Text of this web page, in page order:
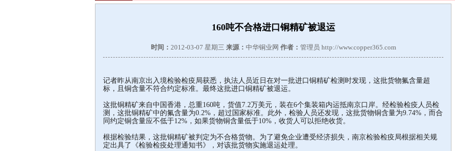
160吨不合格进口铜精矿被退运
时间： 2012-03-07 星期三 来源： 中华铜业网 作者： 管理员 http://www.copper365.com
记者昨从南京出入境检验检疫局获悉，执法人员近日在对一批进口铜精矿检测时发现，这批货物氟含量超
标，且铜含量不符合约定标准。最终这批进口铜精矿被退运。
这批铜精矿来自中国香港，总重160吨，货值7.2万美元，装在6个集装箱内运抵南京口岸。经检验检疫人员检
测，这批铜精矿中的氟含量为0.2%，超过国家标准。此外，检验人员还发现，这批货物铜含量为9.74%，而合
同约定铜含量应不低于12%，如果货物铜含量低于10%，收货人可以拒绝收货。
根据检验结果，这批铜精矿被判定为不合格货物。为了避免企业遭受经济损失，南京检验检疫局根据相关规
定出具了《检验检疫处理通知书》，对该批货物实施退运处理。